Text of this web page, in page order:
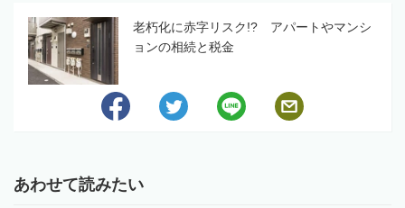
老朽化に赤字リスク!? アパートやマンシ
ョンの相続と税金
あわせて読みたい